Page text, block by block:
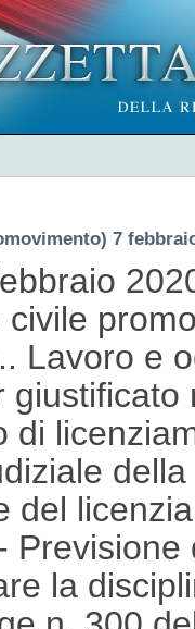
7
Lavoro e
di
del
la